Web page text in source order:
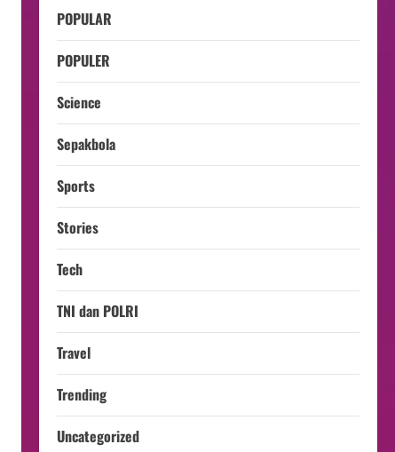
POPULAR
POPULER
Science
Sepakbola
Sports
Stories
Tech
TNI dan POLRI
Travel
Trending
Uncategorized